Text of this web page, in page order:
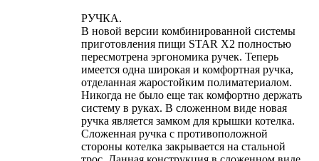
РУЧКА.
В новой версии комбинированной системы
приготовления пищи STAR X2 полностью
пересмотрена эргономика ручек. Теперь
имеется одна широкая и комфортная ручка,
отделанная жаростойким полиматериалом.
Никогда не было еще так комфортно держать
систему в руках. В сложенном виде новая
ручка является замком для крышки котелка.
Сложенная ручка с противоположной
стороны котелка закрывается на стальной